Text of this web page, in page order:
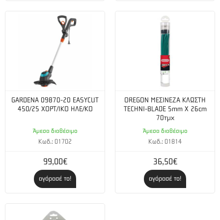
GARDENA 09870-20 EASYCUT
450/25 ΧΟΡΤ/ΙΚΟ ΗΛΕ/ΚΟ
Άμεσα διαθέσιμο
Κωδ.: 01702
99,00€
αγόρασέ το!
OREGON ΜΕΣΙΝΕΖΑ ΚΛΩΣΤΗ
TECHNI-BLADE 5mm X 26cm
70τμχ
Άμεσα διαθέσιμο
Κωδ.: 01814
36,50€
αγόρασέ το!